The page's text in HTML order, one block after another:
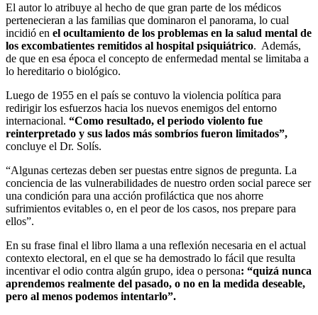
El autor lo atribuye al hecho de que gran parte de los médicos
pertenecieran a las familias que dominaron el panorama, lo cual
incidió en el ocultamiento de los problemas en la salud mental de
los excombatientes remitidos al hospital psiquiátrico. Además,
de que en esa época el concepto de enfermedad mental se limitaba a
lo hereditario o biológico.
Luego de 1955 en el país se contuvo la violencia política para
redirigir los esfuerzos hacia los nuevos enemigos del entorno
internacional. “Como resultado, el periodo violento fue
reinterpretado y sus lados más sombríos fueron limitados”,
concluye el Dr. Solís.
“Algunas certezas deben ser puestas entre signos de pregunta. La
conciencia de las vulnerabilidades de nuestro orden social parece ser
una condición para una acción profiláctica que nos ahorre
sufrimientos evitables o, en el peor de los casos, nos prepare para
ellos”.
En su frase final el libro llama a una reflexión necesaria en el actual
contexto electoral, en el que se ha demostrado lo fácil que resulta
incentivar el odio contra algún grupo, idea o persona: “quizá nunca
aprendemos realmente del pasado, o no en la medida deseable,
pero al menos podemos intentarlo”.